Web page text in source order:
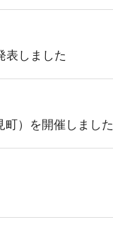
しました
）を開催しました